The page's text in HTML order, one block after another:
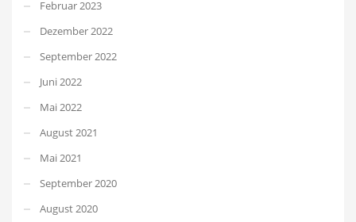
Februar 2023
Dezember 2022
September 2022
Juni 2022
Mai 2022
August 2021
Mai 2021
September 2020
August 2020